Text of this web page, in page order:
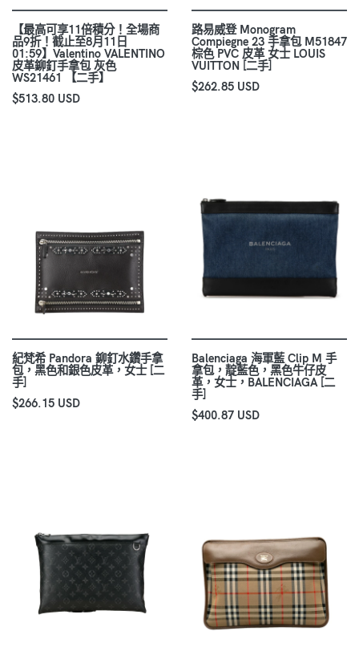
【最高可享11倍積分！全場商
品9折！截止至8月11日
01:59】Valentino VALENTINO
皮革鉚釘手拿包 灰色
WS21461 【二手】
$513.80 USD
路易威登 Monogram
Compiegne 23 手拿包 M51847
棕色 PVC 皮革 女士 LOUIS
VUITTON [二手]
$262.85 USD
紀梵希 Pandora 鉚釘水鑽手拿
包，黑色和銀色皮革，女士 [二
手]
$266.15 USD
Balenciaga 海軍藍 Clip M 手
拿包，靛藍色，黑色牛仔皮
革，女士，BALENCIAGA [二
手]
$400.87 USD